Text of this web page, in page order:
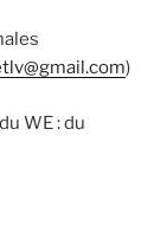
)
WE : du